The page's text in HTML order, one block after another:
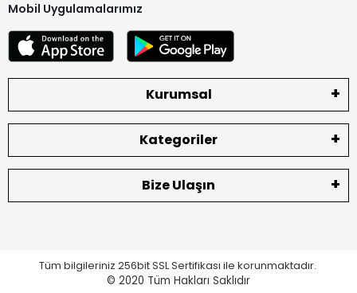
Mobil Uygulamalarımız
Kurumsal
Kategoriler
Bize Ulaşın
Tüm bilgileriniz 256bit SSL Sertifikası ile korunmaktadır.
© 2020 Tüm Hakları Saklıdır